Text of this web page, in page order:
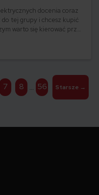
docenia coraz
do tej grupy i chcesz kupić
warto się kierować przy
aktualnie dostępne w
7 8 … 56 Starsze →